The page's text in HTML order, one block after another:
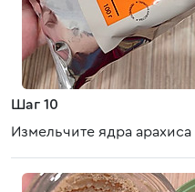
Шаг 10
Измельчите ядра